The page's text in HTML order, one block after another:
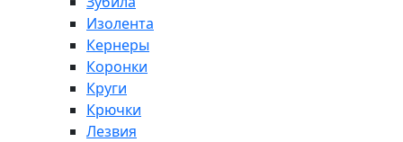
Изолента
Кернеры
Коронки
Круги
Крючки
Лезвия